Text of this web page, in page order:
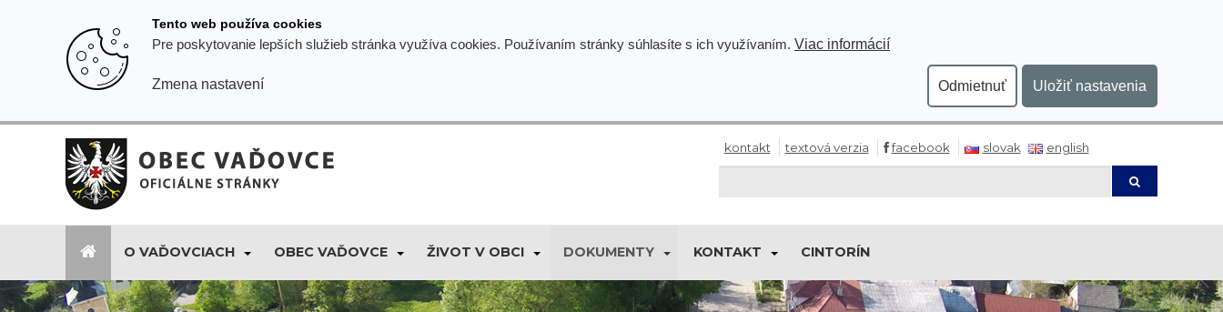
Tento web používa cookies
Pre poskytovanie lepších služieb stránka využíva cookies. Používaním stránky súhlasíte s ich využívaním. Viac informácií
Zmena nastavení Odmietnuť Uložiť nastavenia
kontakt textová verzia facebook slovak english
O VAĎOVCIACH OBEC VAĎOVCE ŽIVOT V OBCI DOKUMENTY KONTAKT CINTORÍN